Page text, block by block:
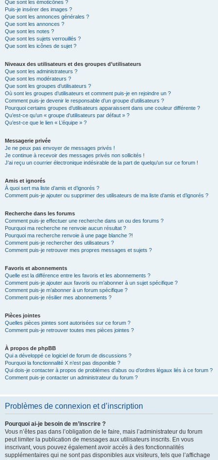
Que sont les émoticônes ?
Puis-je insérer des images ?
Que sont les annonces générales ?
Que sont les annonces ?
Que sont les notes ?
Que sont les sujets verrouillés ?
Que sont les icônes de sujet ?
Niveaux des utilisateurs et des groupes d’utilisateurs
Que sont les administrateurs ?
Que sont les modérateurs ?
Que sont les groupes d’utilisateurs ?
Où sont les groupes d’utilisateurs et comment puis-je en rejoindre un ?
Comment puis-je devenir le responsable d’un groupe d’utilisateurs ?
Pourquoi certains groupes d’utilisateurs apparaissent dans une couleur différente ?
Qu’est-ce qu’un « groupe d’utilisateurs par défaut » ?
Qu’est-ce que le lien « L’équipe » ?
Messagerie privée
Je ne peux pas envoyer de messages privés !
Je continue à recevoir des messages privés non sollicités !
J’ai reçu un courrier électronique indésirable de la part de quelqu’un sur ce forum !
Amis et ignorés
À quoi sert ma liste d’amis et d’ignorés ?
Comment puis-je ajouter ou supprimer des utilisateurs de ma liste d’amis et d’ignorés ?
Recherche dans les forums
Comment puis-je effectuer une recherche dans un ou des forums ?
Pourquoi ma recherche ne renvoie aucun résultat ?
Pourquoi ma recherche renvoie à une page blanche ?!
Comment puis-je rechercher des utilisateurs ?
Comment puis-je retrouver mes propres messages et sujets ?
Favoris et abonnements
Quelle est la différence entre les favoris et les abonnements ?
Comment puis-je ajouter aux favoris ou m’abonner à un sujet spécifique ?
Comment puis-je m’abonner à un forum spécifique ?
Comment puis-je résilier mes abonnements ?
Pièces jointes
Quelles pièces jointes sont autorisées sur ce forum ?
Comment puis-je retrouver toutes mes pièces jointes ?
À propos de phpBB
Qui a développé ce logiciel de forum de discussions ?
Pourquoi la fonctionnalité X n’est pas disponible ?
Qui dois-je contacter à propos de problèmes d’abus ou d’ordres légaux liés à ce forum ?
Comment puis-je contacter un administrateur du forum ?
Problèmes de connexion et d’inscription
Pourquoi ai-je besoin de m’inscrire ?
Vous n’êtes pas dans l’obligation de le faire, mais l’administrateur du forum
peut limiter la publication de messages aux utilisateurs inscrits. En vous
inscrivant, vous pouvez également avoir accès à des fonctionnalités
supplémentaires qui ne sont pas disponibles aux visiteurs, tels que l’affichage